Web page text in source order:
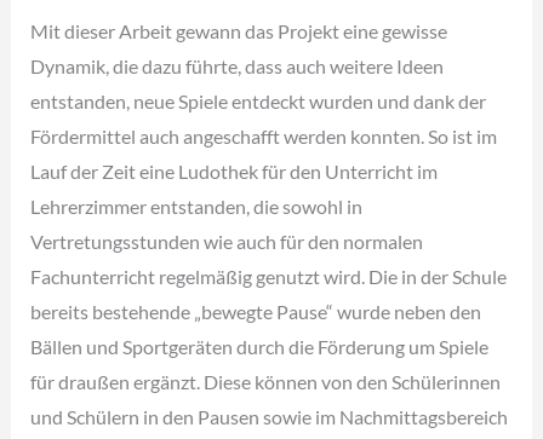
Mit dieser Arbeit gewann das Projekt eine gewisse
Dynamik, die dazu führte, dass auch weitere Ideen
entstanden, neue Spiele entdeckt wurden und dank der
Fördermittel auch angeschafft werden konnten. So ist im
Lauf der Zeit eine Ludothek für den Unterricht im
Lehrerzimmer entstanden, die sowohl in
Vertretungsstunden wie auch für den normalen
Fachunterricht regelmäßig genutzt wird. Die in der Schule
bereits bestehende „bewegte Pause“ wurde neben den
Bällen und Sportgeräten durch die Förderung um Spiele
für draußen ergänzt. Diese können von den Schülerinnen
und Schülern in den Pausen sowie im Nachmittagsbereich